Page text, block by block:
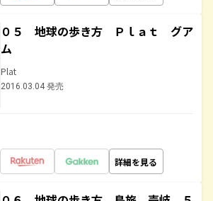
０５ 地球の歩き方 Ｐｌａｔ グア
ム
Plat
2016.03.04 発売
詳細を見る